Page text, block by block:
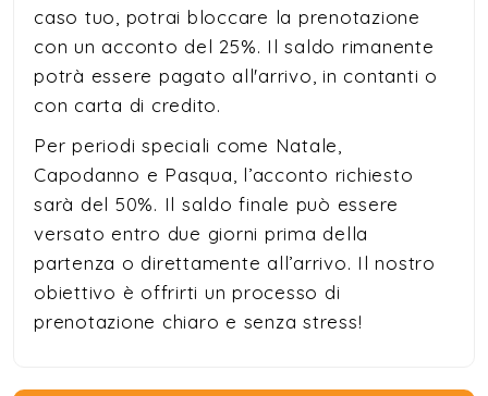
caso tuo, potrai bloccare la prenotazione
con un acconto del 25%. Il saldo rimanente
potrà essere pagato all'arrivo, in contanti o
con carta di credito.
Per periodi speciali come Natale,
Capodanno e Pasqua, l’acconto richiesto
sarà del 50%. Il saldo finale può essere
versato entro due giorni prima della
partenza o direttamente all’arrivo. Il nostro
obiettivo è offrirti un processo di
prenotazione chiaro e senza stress!